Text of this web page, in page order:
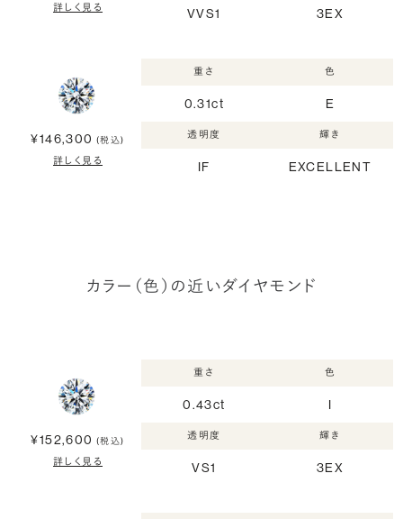
詳しく見る VVS1 3EX
¥146,300 (税込)
詳しく見る
重さ
0.31ct
色
E
透明度
IF
輝き
EXCELLENT
カラー（色）の近いダイヤモンド
¥152,600 (税込)
詳しく見る
重さ
0.43ct
色
I
透明度
VS1
輝き
3EX